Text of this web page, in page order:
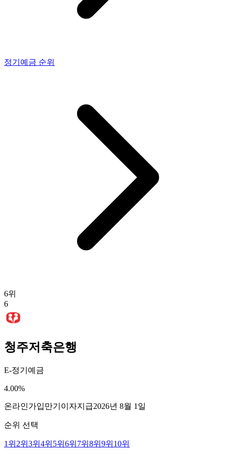
정기예금 순위
6위
6
청주저축은행
E-정기예금
4.00%
온라인가입만기이자지급2026년 8월 1일
순위 선택
1 위 2위 3위 4위 5위 6위 7위 8위 9위 10위